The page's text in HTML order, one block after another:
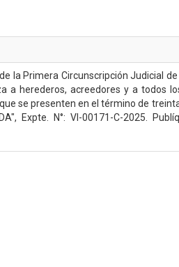
la Primera Circunscripción Judicial
herederos, acreedores y a todos
se presenten en el término de
Expte. N°: VI-00171-C-2025.